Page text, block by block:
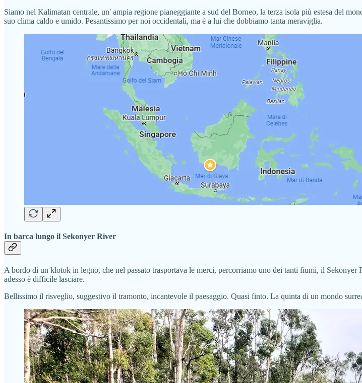
Siamo nel Kalimatan centrale, un' ampia regione pianeggiante a sud del Borneo, la terza isola più estesa del
suo clima caldo e umido. Pesantissimo per noi occidentali, ma è a lui che dobbiamo tanta meraviglia.
In barca lungo il Sekonyer River
A bordo di un klotok in legno, che nel passato trasportava le merci, percorriamo uno dei tanti fiumi, il
adesso è difficile lasciare.
Bellissimo il risveglio, suggestivo il tramonto, incantevole il paesaggio. Quasi finto. La quinta di un mondo